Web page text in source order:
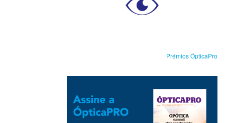
Prémios ÓpticaPro